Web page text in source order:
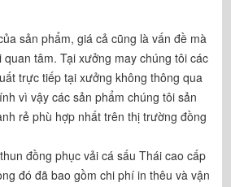
sản phẩm, giá cả cũng là vấn đề mà
tâm. Tại xưởng may chúng tôi các
trực tiếp tại xưởng không thông qua
vì vậy các sản phẩm chúng tôi sản
rẻ phù hợp nhất trên thị trường đồng
đồng phục vải cá sấu Thái cao cấp
đó đã bao gồm chi phí in thêu và vận